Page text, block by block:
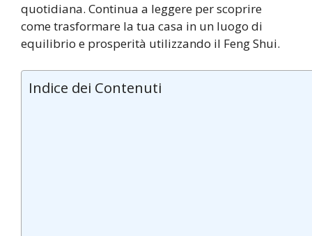
quotidiana. Continua a leggere per scoprire
come trasformare la tua casa in un luogo di
equilibrio e prosperità utilizzando il Feng Shui.
Indice dei Contenuti